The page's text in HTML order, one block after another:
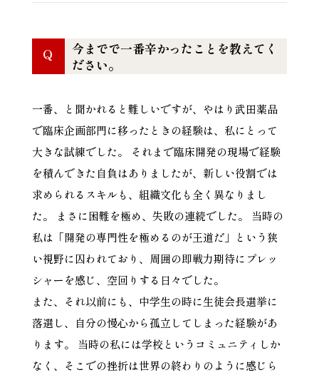
Q
今までで一番辛かったことを教えてく
ださい。
一番、と聞かれると難しいですが、やはり武田薬品
で臨床企画部門に移ったときの経験は、私にとって
大きな試練でした。 それまで臨床開発の現場で経験
を積んできた自負はありましたが、新しい役割では
求められるスキルも、組織文化も全く異なりまし
た。 まさに困難を極め、失敗の連続でした。 当時の
私は「開発の専門性を極めるのが王道だ」という狭
い視野に囚われており、周囲の即戦力期待にプレッ
シャーを感じ、空回りする日々でした。
また、それ以前にも、中学生の時に生徒会長選挙に
落選し、自分の慢心から孤立してしまった経験があ
ります。 当時の私には学校というコミュニティしか
なく、そこでの挫折は世界の終わりのように感じら